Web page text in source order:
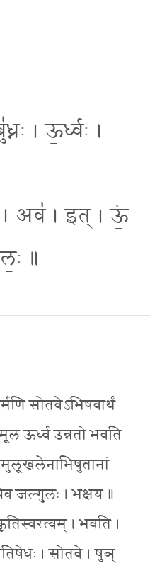
। ऊ॒र्ध्वः ।
अव॑ । इत् । ऊं॒
॥
सोतवेऽभिषवार्थं
ऊर्ध्व उन्नतो भवति
जल्गुलः । भक्षय ॥
। भवति ।
। सोतवे । षुञ्